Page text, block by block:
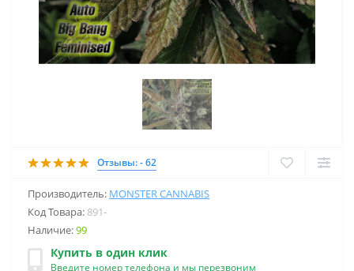
Отзывы: - 62
Производитель: MONSTER CANNABIS
Код Товара: 891-
Наличие:99
Купить в один клик
Введите номер телефона и мы перезвоним